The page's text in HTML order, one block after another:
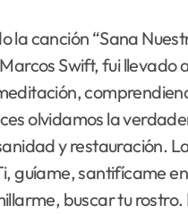
la canción “Sana
Swift, fui llevado
olvidamos la
y restauración.
guíame, santifícame
buscar tu rostro.